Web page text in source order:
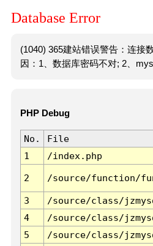
Database Error
(1040) 365建站错误警告：连接
因：1、数据库密码不对; 2、
PHP Debug
No. File
1
/index.php
2 /source/function/
3 /source/class/
4
/source/class/
5
/source/class/